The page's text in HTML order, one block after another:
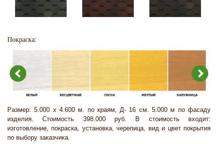
Покраска:
Размер: 5.000 х 4.600 м. по краям, Д- 16 см. 5.000 м по фасаду
изделия. Стоимость 398.000 руб. В стоимость входит:
изготовление, покраска, установка, черепица, вид и цвет покрытия
по выбору заказчика.